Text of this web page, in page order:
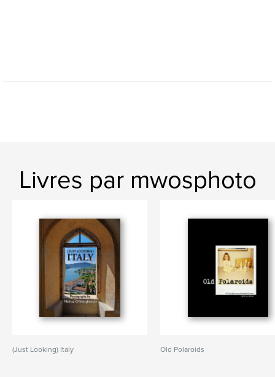
Livres par mwosphoto
(Just Looking) Italy Old Polaroids